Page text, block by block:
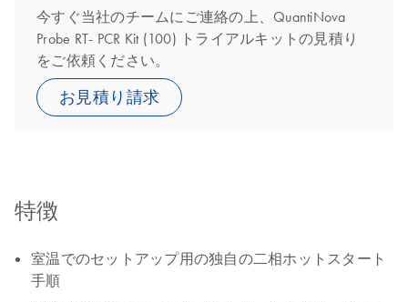
今すぐ当社のチームにご連絡の上、QuantiNova
Probe RT- PCR Kit (100) トライアルキットの見積り
をご依頼ください。
お見積り請求
特徴
室温でのセットアップ用の独自の二相ホットスタート
手順